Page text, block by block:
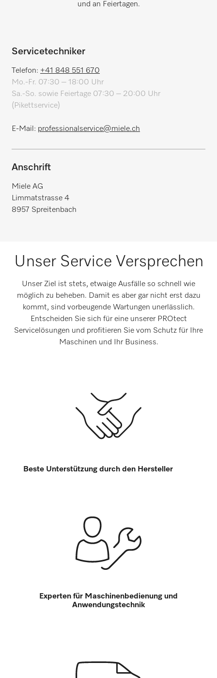
und an Feiertagen.
Servicetechniker
Telefon: +41 848 551 670
Mo.-Fr. 07:30 – 18:00 Uhr
Sa.-So. sowie Feiertage 07:30 – 20:00 Uhr
(Pikettservice)
E-Mail: professionalservice@miele.ch
Anschrift
Miele AG
Limmatstrasse 4
8957 Spreitenbach
Unser Service Versprechen
Unser Ziel ist stets, etwaige Ausfälle so schnell wie
möglich zu beheben. Damit es aber gar nicht erst dazu
kommt, sind vorbeugende Wartungen unerlässlich.
Entscheiden Sie sich für eine unserer PROtect
Servicelösungen und profitieren Sie vom Schutz für Ihre
Maschinen und Ihr Business.
Beste Unterstützung durch den Hersteller
Experten für Maschinenbedienung und
Anwendungstechnik